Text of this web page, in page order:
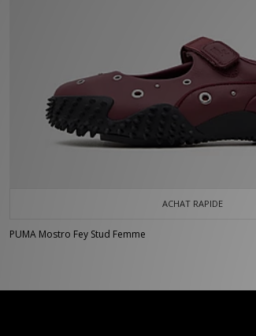
ACHAT RAPIDE
PUMA Mostro Fey Stud Femme